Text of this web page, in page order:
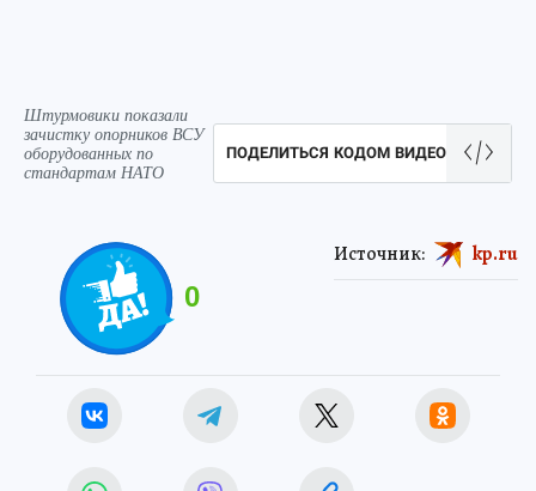
Штурмовики показали
зачистку опорников ВСУ
оборудованных по
стандартам НАТО
ПОДЕЛИТЬСЯ КОДОМ ВИДЕО
0
Источник: kp.ru